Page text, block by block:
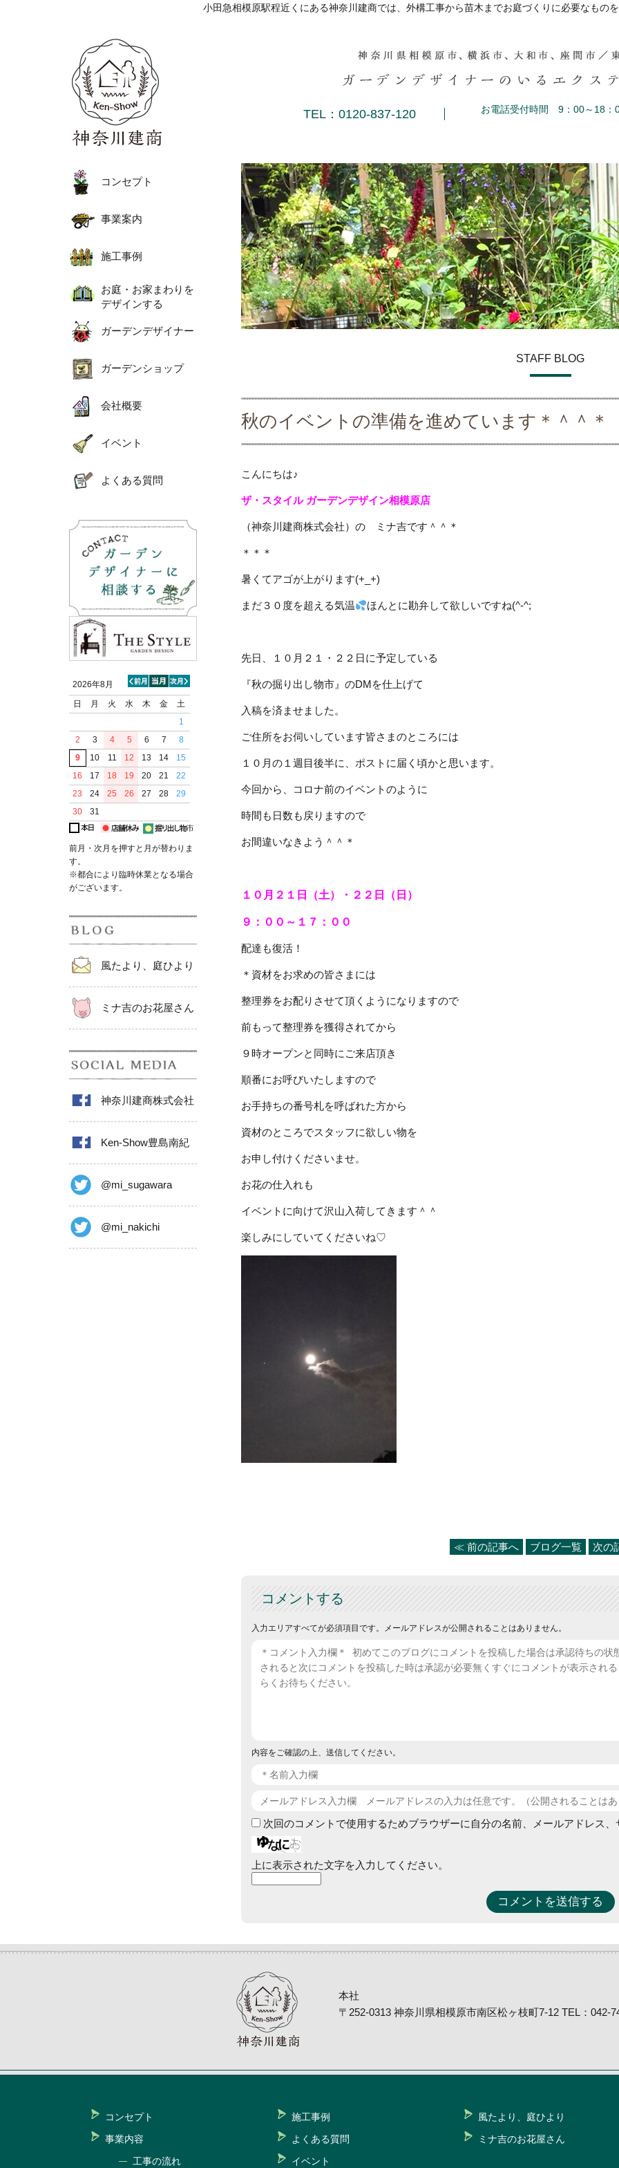
小田急相模原駅程近くにある神奈川建商では、外構工事から苗木までお庭づくりに必要なもの
TEL：0120-837-120 お電話受付時間 9：00～18：
コンセプト
事業案内
施工事例
お庭・お家まわりを
デザインする
ガーデンデザイナー
ガーデンショップ
会社概要
イベント
よくある質問
2026年8月
日
月 火 水 木 金
土
1
2
3 4 5 6 7
8
9
10 11 12 13 14
15
16
17 18 19 20 21
22
23
24 25 26 27 28
29
30
31
前月・次月を押すと月が替わりま
す。
※都合により臨時休業となる場合
がございます。
風たより、庭ひより
ミナ吉のお花屋さん
神奈川建商株式会社
Ken-Show豊島南紀
@mi_sugawara
@mi_nakichi
STAFF BLOG
秋のイベントの準備を進めています＊＾＾＊
こんにちは♪
ザ・スタイル ガーデンデザイン相模原店
（神奈川建商株式会社）の ミナ吉です＾＾＊
＊＊＊
暑くてアゴが上がります(+_+)
まだ３０度を超える気温 ほんとに勘弁して欲しいですね(^-^;
先日、１０月２１・２２日に予定している
『秋の掘り出し物市』のDMを仕上げて
入稿を済ませました。
ご住所をお伺いしています皆さまのところには
１０月の１週目後半に、ポストに届く頃かと思います。
今回から、コロナ前のイベントのように
時間も日数も戻りますので
お間違いなきよう＾＾＊
１０月２１日（土）・２２日（日）
９：００～１７：００
配達も復活！
＊資材をお求めの皆さまには
整理券をお配りさせて頂くようになりますので
前もって整理券を獲得されてから
９時オープンと同時にご来店頂き
順番にお呼びいたしますので
お手持ちの番号札を呼ばれた方から
資材のところでスタッフに欲しい物を
お申し付けくださいませ。
お花の仕入れも
イベントに向けて沢山入荷してきます＾＾
楽しみにしていてくださいね♡
≪ 前の記事へ ブログ一覧 次の
コメントする
入力エリアすべてが必須項目です。メールアドレスが公開されることはありません。
内容をご確認の上、送信してください。
次回のコメントで使用するためブラウザーに自分の名前、メールアドレス
上に表示された文字を入力してください。
本社
〒252-0313 神奈川県相模原市南区松ヶ枝町7-12 TEL：042-
コンセプト
事業内容
工事の流れ
施工事例
よくある質問
イベント
風たより、庭ひより
ミナ吉のお花屋さん